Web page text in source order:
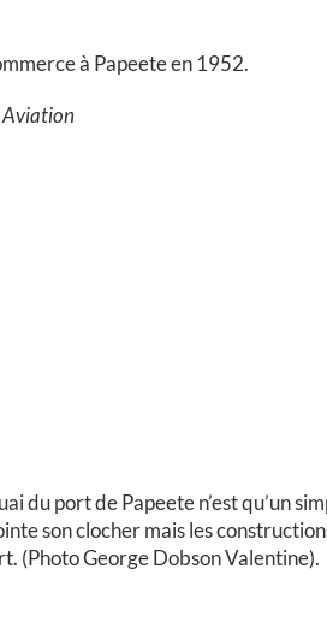
à Papeete en 1952.
du port de Papeete n’est qu’un
son clocher mais les
(Photo George Dobson Valentine).